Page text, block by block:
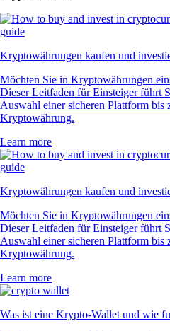
Kryptowährungen kaufen und
Möchten Sie in Kryptowährungen
Dieser Leitfaden für Einsteiger führt
Auswahl einer sicheren Plattform bis
Kryptowährung.
Learn more
Kryptowährungen kaufen und
Möchten Sie in Kryptowährungen
Dieser Leitfaden für Einsteiger führt
Auswahl einer sicheren Plattform bis
Kryptowährung.
Learn more
Was ist eine Krypto-Wallet und wie